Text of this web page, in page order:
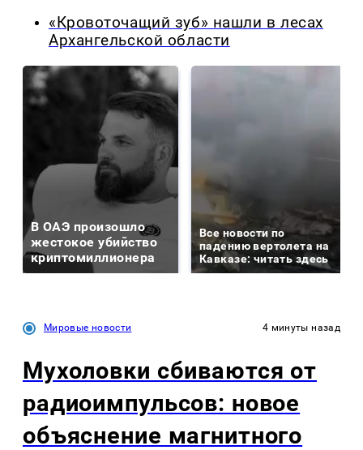
«Кровоточащий зуб» нашли в лесах
Архангельской области
В ОАЭ произошло
жестокое убийство
криптомиллионера
Все новости по
падению вертолета на
Кавказе: читать здесь
Мировые новости 4 минуты назад
Мухоловки сбиваются от
радиоимпульсов: новое
объяснение магнитного